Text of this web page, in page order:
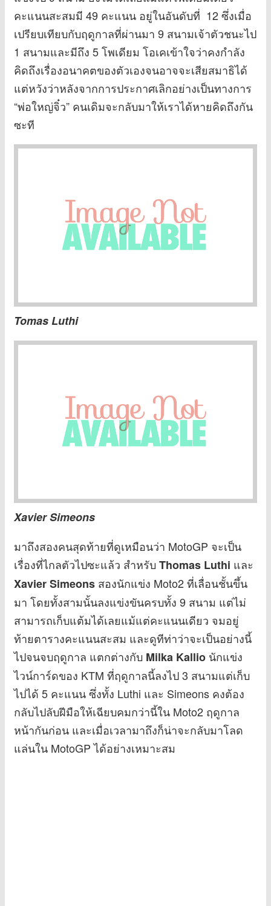
คะแนนสะสมมี 49 คะแนน อยู่ในอันดับที่ 12 ซึ่งเมื่อ
เปรียบเทียบกับฤดูกาลที่ผ่านมา 9 สนามเจ้าตัวชนะไป
1 สนามและมีถึง 5 โพเดียม โอเคเข้าใจว่าคงกำลัง
คิดถึงเรื่องอนาคตของตัวเองจนอาจจะเสียสมาธิได้
แต่หวังว่าหลังจากการประกาศเลิกอย่างเป็นทางการ
“พ่อใหญ่จิ๋ว” คนเดิมจะกลับมาให้เราได้หายคิดถึงกัน
ซะที
Tomas Luthi
Xavier Simeons
มาถึงสองคนสุดท้ายที่ดูเหมือนว่า MotoGP จะเป็น
เรื่องที่ไกลตัวไปซะแล้ว สำหรับThomas Luthi และ
Xavier Simeons สองนักแข่ง Moto2 ที่เลื่อนชั้นขึ้น
มา โดยทั้งสามนั้นลงแข่งขันครบทั้ง 9 สนาม แต่ไม่
สามารถเก็บแต้มได้เลยแม้แต่คะแนนเดียว จมอยู่
ท้ายตารางคะแนนสะสม และดูทีท่าว่าจะเป็นอย่างนี้
ไปจนจบฤดูกาล แตกต่างกับ Milka Kallio นักแข่ง
ไวน์การ์ดของ KTM ที่ฤดูกาลนี้ลงไป 3 สนามแต่เก็บ
ไปได้ 5 คะแนน ซึ่งทั้ง Luthi และ Simeons คงต้อง
กลับไปลับฝีมือให้เฉียบคมกว่านี้ใน Moto2 ฤดูกาล
หน้ากันก่อน และเมื่อเวลามาถึงก็น่าจะกลับมาโลด
แล่นใน MotoGP ได้อย่างเหมาะสม